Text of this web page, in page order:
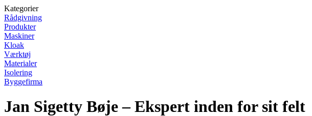
Kategorier
Rådgivning
Produkter
Maskiner
Kloak
Værktøj
Materialer
Isolering
Byggefirma
Jan Sigetty Bøje – Ekspert inden for sit felt